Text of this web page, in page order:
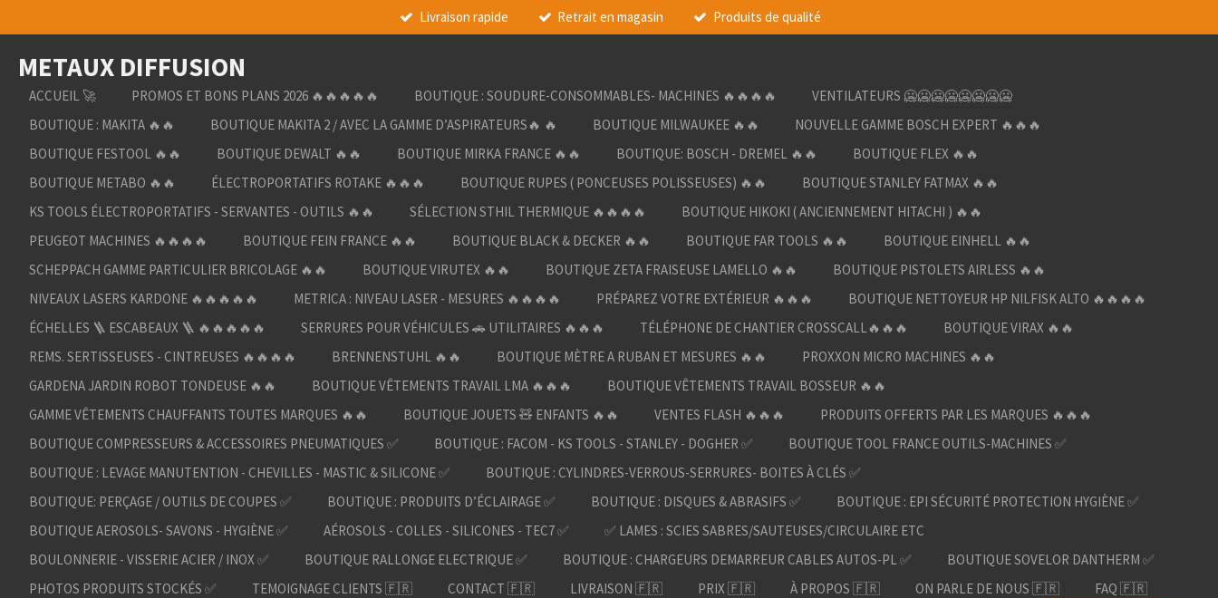
au
contenu
principal
Livraison rapide Retrait en magasin Produits de qualité
METAUX DIFFUSION
ACCUEIL 🚀 PROMOS ET BONS PLANS 2026 🔥🔥🔥🔥🔥 BOUTIQUE : SOUDURE-CONSOMMABLES- MACHINES 🔥🔥🔥🔥
VENTILATEURS 🥶🥶🥶🥶🥶🥶🥶🥶
BOUTIQUE : MAKITA 🔥🔥
BOUTIQUE MAKITA 2 / AVEC LA GAMME D’ASPIRATEURS🔥 🔥 BOUTIQUE MILWAUKEE 🔥🔥
NOUVELLE GAMME BOSCH EXPERT 🔥🔥🔥
BOUTIQUE FESTOOL 🔥🔥
BOUTIQUE DEWALT 🔥🔥 BOUTIQUE MIRKA FRANCE 🔥🔥 BOUTIQUE: BOSCH - DREMEL 🔥🔥
BOUTIQUE FLEX 🔥🔥
BOUTIQUE METABO 🔥🔥
ÉLECTROPORTATIFS ROTAKE 🔥🔥🔥 BOUTIQUE RUPES ( PONCEUSES POLISSEUSES) 🔥🔥
BOUTIQUE STANLEY FATMAX 🔥🔥
KS TOOLS ÉLECTROPORTATIFS - SERVANTES - OUTILS 🔥🔥
SÉLECTION STHIL THERMIQUE 🔥🔥🔥🔥
BOUTIQUE HIKOKI ( ANCIENNEMENT HITACHI ) 🔥🔥
PEUGEOT MACHINES 🔥🔥🔥🔥
BOUTIQUE FEIN FRANCE 🔥🔥 BOUTIQUE BLACK & DECKER 🔥🔥 BOUTIQUE FAR TOOLS 🔥🔥
BOUTIQUE EINHELL 🔥🔥
SCHEPPACH GAMME PARTICULIER BRICOLAGE 🔥🔥
BOUTIQUE VIRUTEX 🔥🔥 BOUTIQUE ZETA FRAISEUSE LAMELLO 🔥🔥
BOUTIQUE PISTOLETS AIRLESS 🔥🔥
NIVEAUX LASERS KARDONE 🔥🔥🔥🔥🔥
METRICA : NIVEAU LASER - MESURES 🔥🔥🔥🔥 PRÉPAREZ VOTRE EXTÉRIEUR 🔥🔥🔥
BOUTIQUE NETTOYEUR HP NILFISK ALTO 🔥🔥🔥🔥
ÉCHELLES 🪜 ESCABEAUX 🪜 🔥🔥🔥🔥🔥
SERRURES POUR VÉHICULES 🚗 UTILITAIRES 🔥🔥🔥 TÉLÉPHONE DE CHANTIER CROSSCALL🔥🔥🔥
BOUTIQUE VIRAX 🔥🔥
REMS. SERTISSEUSES - CINTREUSES 🔥🔥🔥🔥
BRENNENSTUHL 🔥🔥 BOUTIQUE MÈTRE A RUBAN ET MESURES 🔥🔥
PROXXON MICRO MACHINES 🔥🔥
GARDENA JARDIN ROBOT TONDEUSE 🔥🔥
BOUTIQUE VÊTEMENTS TRAVAIL LMA 🔥🔥🔥
BOUTIQUE VÊTEMENTS TRAVAIL BOSSEUR 🔥🔥
GAMME VÊTEMENTS CHAUFFANTS TOUTES MARQUES 🔥🔥
BOUTIQUE JOUETS 🧸 ENFANTS 🔥🔥 VENTES FLASH 🔥🔥🔥
PRODUITS OFFERTS PAR LES MARQUES 🔥🔥🔥
BOUTIQUE COMPRESSEURS & ACCESSOIRES PNEUMATIQUES ✅
BOUTIQUE : FACOM - KS TOOLS - STANLEY - DOGHER ✅
BOUTIQUE TOOL FRANCE OUTILS-MACHINES ✅
BOUTIQUE : LEVAGE MANUTENTION - CHEVILLES - MASTIC & SILICONE ✅
BOUTIQUE : CYLINDRES-VERROUS-SERRURES- BOITES À CLÉS ✅
BOUTIQUE: PERÇAGE / OUTILS DE COUPES ✅
BOUTIQUE : PRODUITS D’ÉCLAIRAGE ✅ BOUTIQUE : DISQUES & ABRASIFS ✅
BOUTIQUE : EPI SÉCURITÉ PROTECTION HYGIÈNE ✅
BOUTIQUE AEROSOLS- SAVONS - HYGIÈNE ✅
AÉROSOLS - COLLES - SILICONES - TEC7 ✅
✅ LAMES : SCIES SABRES/SAUTEUSES/CIRCULAIRE ETC
BOULONNERIE - VISSERIE ACIER / INOX ✅
BOUTIQUE RALLONGE ELECTRIQUE ✅ BOUTIQUE : CHARGEURS DEMARREUR CABLES AUTOS-PL ✅
BOUTIQUE SOVELOR DANTHERM ✅
PHOTOS PRODUITS STOCKÉS ✅
TEMOIGNAGE CLIENTS 🇫🇷 CONTACT 🇫🇷 LIVRAISON 🇫🇷 PRIX 🇫🇷 À PROPOS 🇫🇷 ON PARLE DE NOUS 🇫🇷
FAQ 🇫🇷